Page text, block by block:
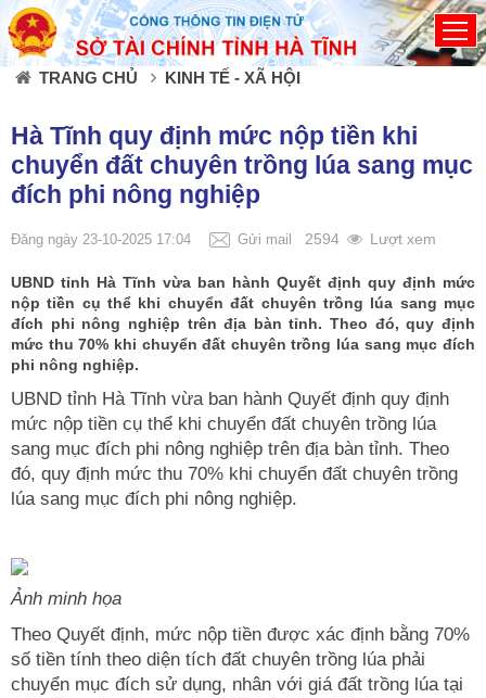
TRANG CHỦ KINH TẾ - XÃ HỘI
Hà Tĩnh quy định mức nộp tiền khi
chuyển đất chuyên trồng lúa sang mục
đích phi nông nghiệp
Đăng ngày 23-10-2025 17:04 Gửi mail 2594 Lượt xem
UBND tỉnh Hà Tĩnh vừa ban hành Quyết định quy định mức
nộp tiền cụ thể khi chuyển đất chuyên trồng lúa sang mục
đích phi nông nghiệp trên địa bàn tỉnh. Theo đó, quy định
mức thu 70% khi chuyển đất chuyên trồng lúa sang mục đích
phi nông nghiệp.
UBND tỉnh Hà Tĩnh vừa ban hành Quyết định quy định
mức nộp tiền cụ thể khi chuyển đất chuyên trồng lúa
sang mục đích phi nông nghiệp trên địa bàn tỉnh. Theo
đó, quy định mức thu 70% khi chuyển đất chuyên trồng
lúa sang mục đích phi nông nghiệp.
Ảnh minh họa
Theo Quyết định, mức nộp tiền được xác định bằng 70%
số tiền tính theo diện tích đất chuyên trồng lúa phải
chuyển mục đích sử dụng, nhân với giá đất trồng lúa tại
Đã kết nối EMC